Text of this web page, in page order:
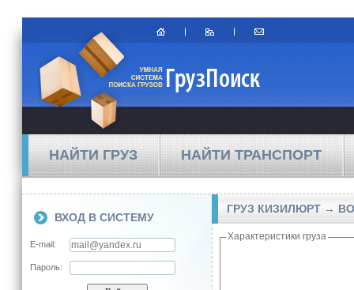
НАЙТИ ГРУЗ НАЙТИ ТРАНСПОРТ
ВХОД В СИСТЕМУ
E-mail:
Пароль:
ГРУЗ КИЗИЛЮРТ →
Характеристики груза